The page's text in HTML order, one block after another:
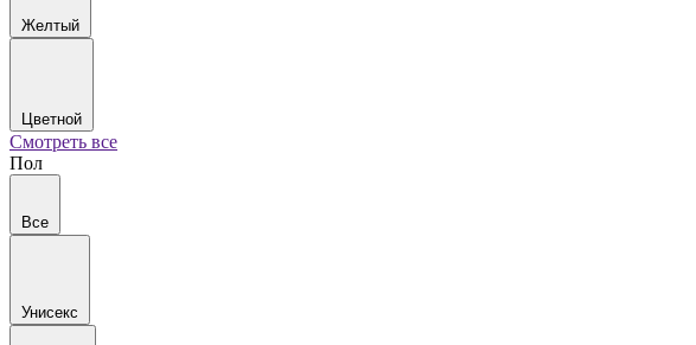
Желтый
Цветной
Смотреть все
Пол
Все
Унисекс